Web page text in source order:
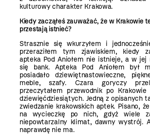
kulturowy charakter Krakowa.
Kiedy zacząłeś zauważać, że w Krakowie
przestają istnieć?
Strasznie się wkurzyłem i
przeraziłem tym zjawiskiem, kiedy
apteka Pod Aniołem nie istnieje, a w jej
się bank. Apteka Pod Aniołem był
posiadało dziewiętnastowieczne,
meble, szafy. Czara goryczy
przeczytałem przewodnik po
dziewięćdziesiątych. Jedną z opisanych
zwiedzanie krakowskich aptek. Pisano,
na wycieczkę po nich, gdyż wiele
niepowtarzalny klimat, dawny wystrój.
naprawdę nie ma.